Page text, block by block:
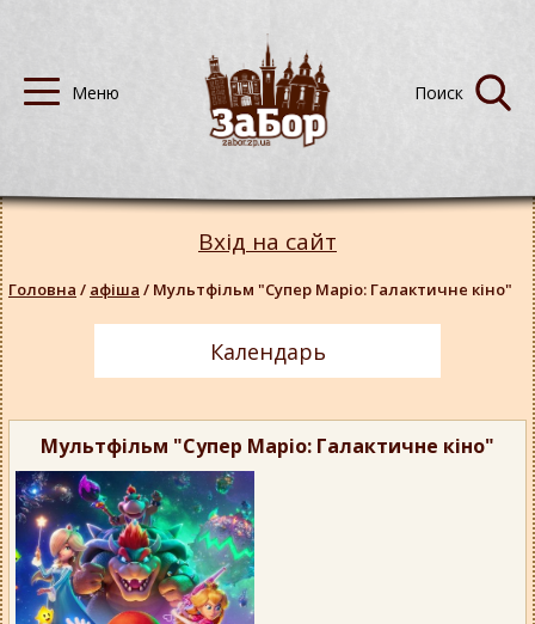
Мультфільм "Супер Маріо: Галактичне кіно"
Вхід на сайт
Головна / афіша / Мультфільм "Супер Маріо: Галактичне кіно"
Календарь